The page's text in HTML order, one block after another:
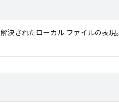
解決されたローカル ファイルの表現。